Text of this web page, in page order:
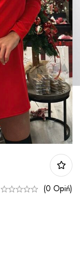
(0 Opiń)